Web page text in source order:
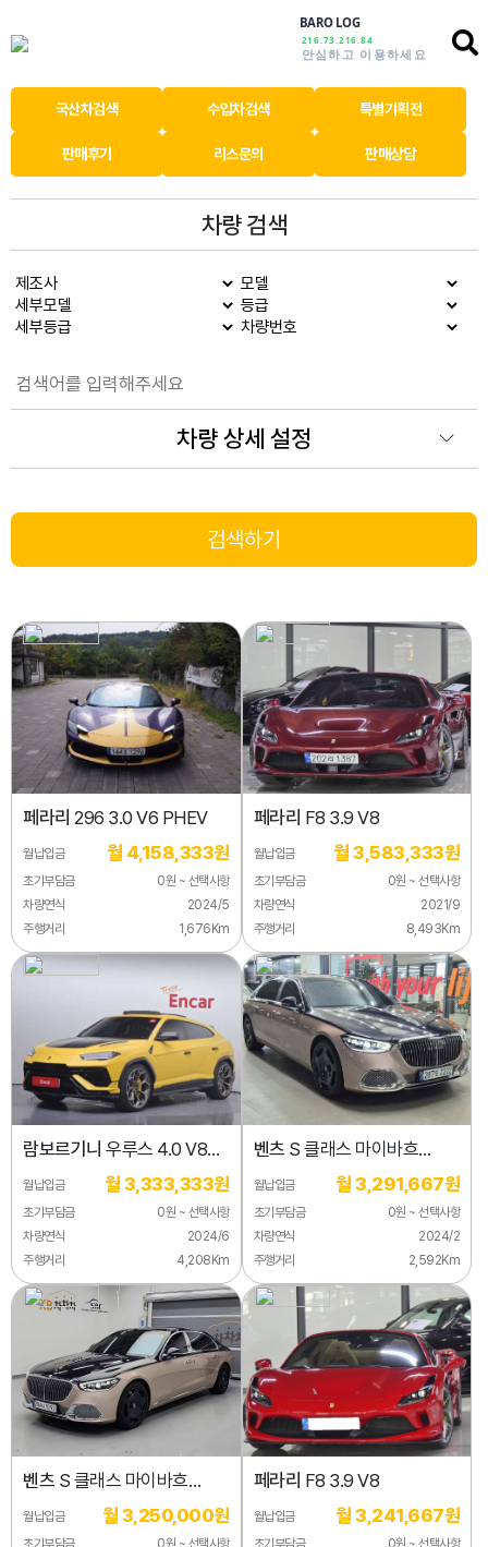
국산차검색 수입차검색 특별기획전
판매후기 리스문의 판매상담
차량 검색
차량 상세 설정
페라리 296 3.0 V6 PHEV
월납입금 월 4,158,333원
초기부담금
0원 ~ 선택사항
차량연식
2024/5
주행거리
1,676Km
페라리 F8 3.9 V8
월납입금 월 3,583,333원
초기부담금
0원 ~ 선택사항
차량연식
2021/9
주행거리
8,493Km
람보르기니 우루스 4.0 V8
퍼포만테
월납입금 월 3,333,333원
초기부담금
0원 ~ 선택사항
차량연식
2024/6
주행거리
4,208Km
벤츠 S 클래스 마이바흐
S680 4MATIC
월납입금 월 3,291,667원
초기부담금
0원 ~ 선택사항
차량연식
2024/2
주행거리
2,592Km
벤츠 S 클래스 마이바흐
S680 4MATIC
월납입금 월 3,250,000원
페라리 F8 3.9 V8
월납입금 월 3,241,667원
BARO LOG
216.73.216.84
안심하고 이용하세요